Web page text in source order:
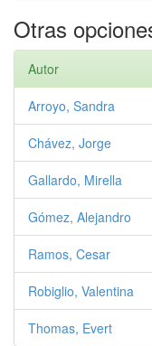
Otras
Autor
Arroyo, Sandra
Chávez, Jorge
Gallardo, Mirella
Gómez, Alejandro
Ramos, Cesar
Robiglio, Valentina
Thomas, Evert